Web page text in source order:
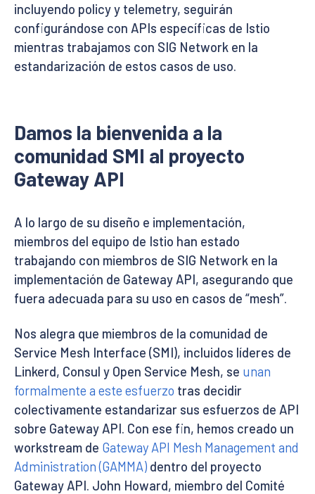
incluyendo policy y telemetry, seguirán
configurándose con APIs específicas de Istio
mientras trabajamos con SIG Network en la
estandarización de estos casos de uso.
Damos la bienvenida a la
comunidad SMI al proyecto
Gateway API
A lo largo de su diseño e implementación,
miembros del equipo de Istio han estado
trabajando con miembros de SIG Network en la
implementación de Gateway API, asegurando que
fuera adecuada para su uso en casos de “mesh”.
Nos alegra que miembros de la comunidad de
Service Mesh Interface (SMI), incluidos líderes de
Linkerd, Consul y Open Service Mesh, se unan
formalmente a este esfuerzo tras decidir
colectivamente estandarizar sus esfuerzos de API
sobre Gateway API. Con ese fin, hemos creado un
workstream de Gateway API Mesh Management and
Administration (GAMMA) dentro del proyecto
Gateway API. John Howard, miembro del Comité